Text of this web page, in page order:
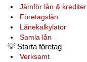
Jämför lån & krediter
Företagslån
Lånekalkylator
Samla lån
💡 Starta företag
Verksamt